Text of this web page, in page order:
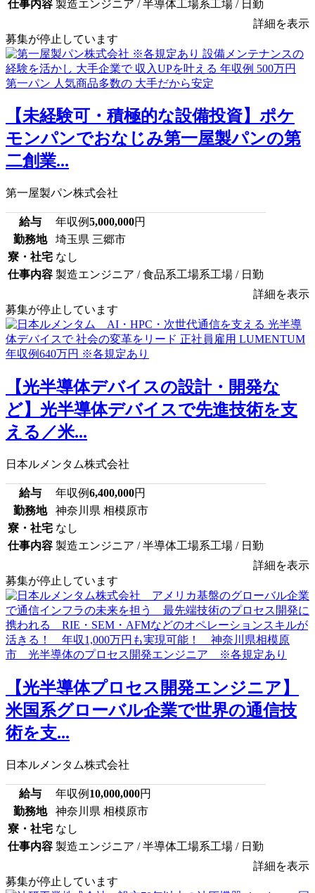
仕事内容 製造エンジニア / 半導体工場系工場 / 日勤
詳細を表示
募集が停止しています
【未経験可・積極的な設備投資】ポケ
モンパンでおなじみ第一屋製パンの第
二創業...
第一屋製パン株式会社
給与 年収例5,000,000円
勤務地
埼玉県 三郷市
寮・社宅 なし
仕事内容 製造エンジニア / 食品系工場系工場 / 日勤
詳細を表示
募集が停止しています
【光半導体デバイスの設計・開発な
ど】光半導体デバイスで先進技術を支
える／米...
日本ルメンタム株式会社
給与 年収例6,400,000円
勤務地
神奈川県 相模原市
寮・社宅 なし
仕事内容 製造エンジニア / 半導体工場系工場 / 日勤
詳細を表示
募集が停止しています
【光半導体プロセス開発エンジニア】
米国系グローバル企業で世界の通信技
術を支...
日本ルメンタム株式会社
給与 年収例 10,000,000円
勤務地
神奈川県 相模原市
寮・社宅 なし
仕事内容 製造エンジニア / 半導体工場系工場 / 日勤
詳細を表示
募集が停止しています